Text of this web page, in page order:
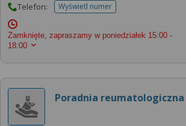
Telefon:
Wyświetl numertelefonu do placowki
Zamknięte, zapraszamy w poniedziałek 15:00 -
18:00
Poradnia reumatologiczna